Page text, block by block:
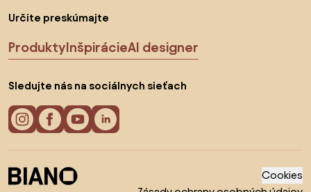
Určite preskúmajte
ProduktyInšpirácieAI designer
Sledujte nás na sociálnych sieťach
Cookies